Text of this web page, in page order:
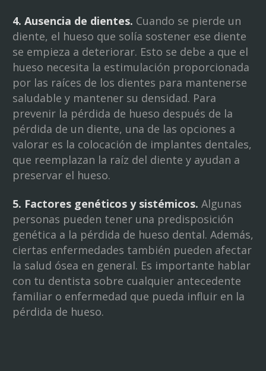
4. Ausencia de dientes. Cuando se pierde un
diente, el hueso que solía sostener ese diente
se empieza a deteriorar. Esto se debe a que el
hueso necesita la estimulación proporcionada
por las raíces de los dientes para mantenerse
saludable y mantener su densidad. Para
prevenir la pérdida de hueso después de la
pérdida de un diente, una de las opciones a
valorar es la colocación de implantes dentales,
que reemplazan la raíz del diente y ayudan a
preservar el hueso.
5. Factores genéticos y sistémicos. Algunas
personas pueden tener una predisposición
genética a la pérdida de hueso dental. Además,
ciertas enfermedades también pueden afectar
la salud ósea en general. Es importante hablar
con tu dentista sobre cualquier antecedente
familiar o enfermedad que pueda influir en la
pérdida de hueso.